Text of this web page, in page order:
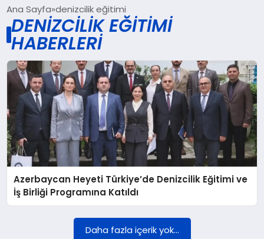
SIGORTA
BES / HAYAT
EKONOMI
DÜNYA
BILIM VE TEKNOLOJI
Ana Sayfa denizcilik eğitimi
DENIZCILIK EĞITIMI
HABERLERI
Azerbaycan Heyeti Türkiye’de Denizcilik Eğitimi ve
İş Birliği Programına Katıldı
Daha fazla içerik yok...